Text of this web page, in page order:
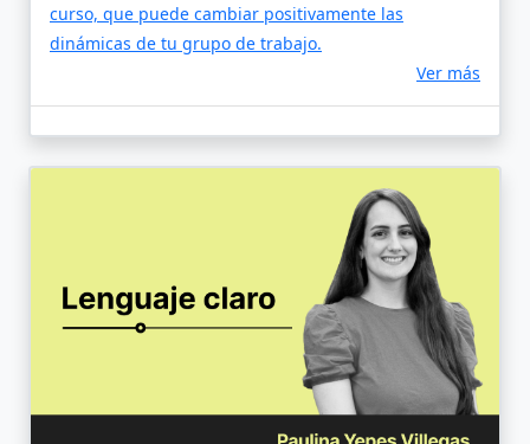
curso, que puede cambiar positivamente las
dinámicas de tu grupo de trabajo.
Ver más